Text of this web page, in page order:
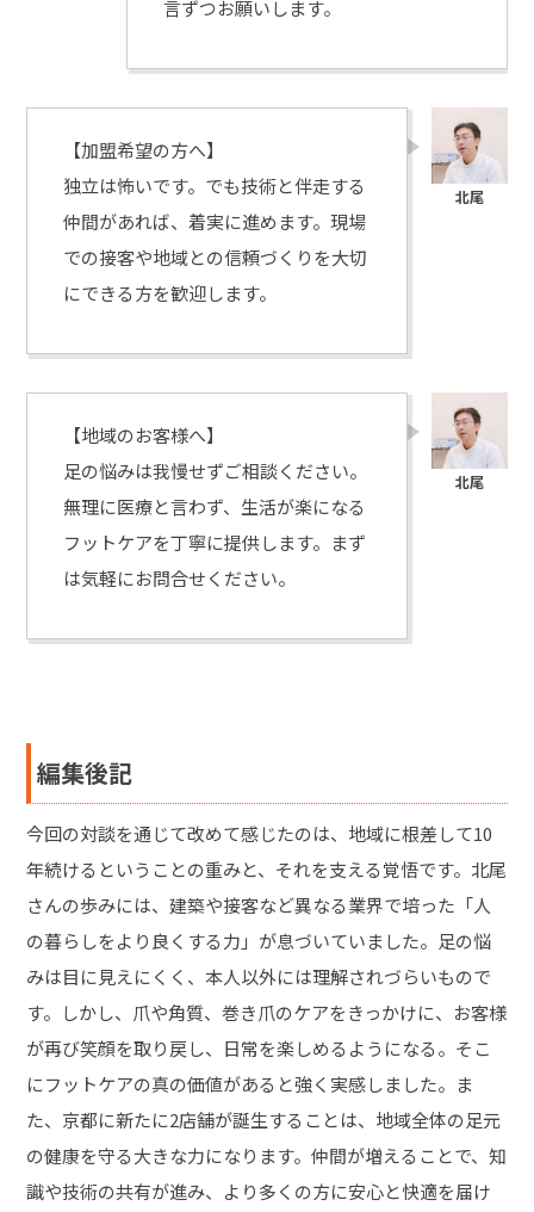
言ずつお願いします。
【加盟希望の方へ】
独立は怖いです。でも技術と伴走する
仲間があれば、着実に進めます。現場
での接客や地域との信頼づくりを大切
にできる方を歓迎します。
【地域のお客様へ】
足の悩みは我慢せずご相談ください。
無理に医療と言わず、生活が楽になる
フットケアを丁寧に提供します。まず
は気軽にお問合せください。
編集後記
今回の対談を通じて改めて感じたのは、地域に根差して10
年続けるということの重みと、それを支える覚悟です。北尾
さんの歩みには、建築や接客など異なる業界で培った「人
の暮らしをより良くする力」が息づいていました。足の悩
みは目に見えにくく、本人以外には理解されづらいもので
す。しかし、爪や角質、巻き爪のケアをきっかけに、お客様
が再び笑顔を取り戻し、日常を楽しめるようになる。そこ
にフットケアの真の価値があると強く実感しました。ま
た、京都に新たに2店舗が誕生することは、地域全体の足元
の健康を守る大きな力になります。仲間が増えることで、知
識や技術の共有が進み、より多くの方に安心と快適を届け